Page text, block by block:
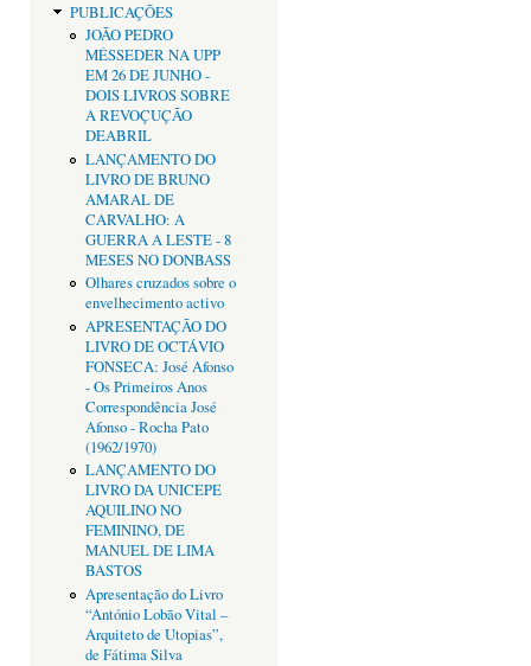
PUBLICAÇÕES
JOÃO PEDRO
MÉSSEDER NA UPP
EM 26 DE JUNHO -
DOIS LIVROS SOBRE
A REVOÇUÇÃO
DEABRIL
LANÇAMENTO DO
LIVRO DE BRUNO
AMARAL DE
CARVALHO: A
GUERRA A LESTE - 8
MESES NO DONBASS
Olhares cruzados sobre o
envelhecimento activo
APRESENTAÇÃO DO
LIVRO DE OCTÁVIO
FONSECA: José Afonso
- Os Primeiros Anos
Correspondência José
Afonso - Rocha Pato
(1962/1970)
LANÇAMENTO DO
LIVRO DA UNICEPE
AQUILINO NO
FEMININO, DE
MANUEL DE LIMA
BASTOS
Apresentação do Livro
“António Lobão Vital –
Arquiteto de Utopias”,
de Fátima Silva